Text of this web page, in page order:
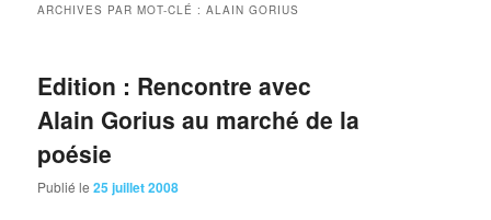
ARCHIVES PAR MOT-CLÉ :ALAIN GORIUS
Edition : Rencontre avec
Alain Gorius au marché de la
poésie
Publié le25 juillet 2008